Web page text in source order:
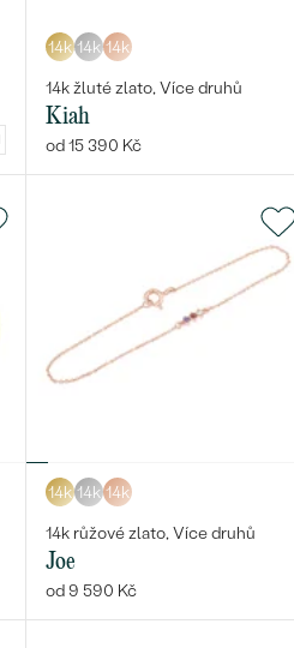
14k 14k 14k
14k žluté zlato, Více druhů
Kiah
od 15 390 Kč
14k 14k 14k
14k růžové zlato, Více druhů
Joe
od 9 590 Kč